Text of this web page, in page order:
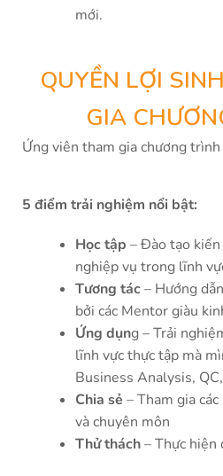
mới.
QUYỀN LỢI
GIA
Ứng viên tham gia chương trình
5 điểm trải nghiệm nổi bật:
Học tập – Đào tạo
nghiệp vụ trong lĩnh
Tương tác– Hướng
bởi các Mentor giàu
Ứng dụng – Trải
lĩnh vực thực tập mà
Business Analysis,
Chia sẻ – Tham gia
và chuyên môn
Thử thách– Thực hiện